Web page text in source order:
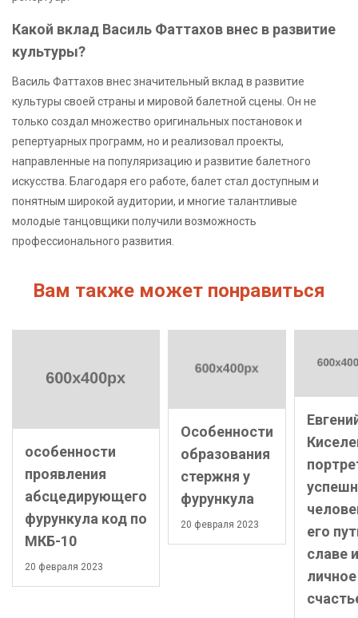
Какой вклад Василь Фаттахов внес в развитие
культуры?
Василь Фаттахов внес значительный вклад в развитие
культуры своей страны и мировой балетной сцены. Он не
только создал множество оригинальных постановок и
репертуарных программ, но и реализовал проекты,
направленные на популяризацию и развитие балетного
искусства. Благодаря его работе, балет стал доступным и
понятным широкой аудитории, и многие талантливые
молодые танцовщики получили возможность
профессионального развития.
Вам также может понравиться
особенности
проявления
абсцедирующего
фурункула код по
МКБ-10
20 февраля 2023
Особенности
образования
стержня у
фурункула
20 февраля 2023
его
славе и
личное